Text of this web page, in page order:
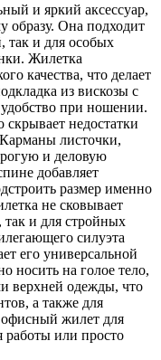
и яркий аксессуар,
образу. Она подходит
так и для особых
Жилетка
качества, что делает
из вискозы с
при ношении.
недостатки
листочки,
и деловую
добавляет
размер именно
не сковывает
и для стройных
силуэта
его универсальной
носить на голое тело,
верхней одежды, что
а также для
жилет для
работы или просто